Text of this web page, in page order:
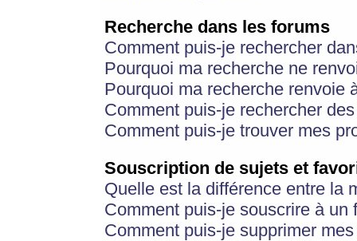
Recherche dans les forums
Comment puis-je rechercher
Pourquoi ma recherche ne
Pourquoi ma recherche renvoie
Comment puis-je rechercher
Comment puis-je trouver mes
Souscription de sujets et
Quelle est la différence entre la
Comment puis-je souscrire à
Comment puis-je supprimer